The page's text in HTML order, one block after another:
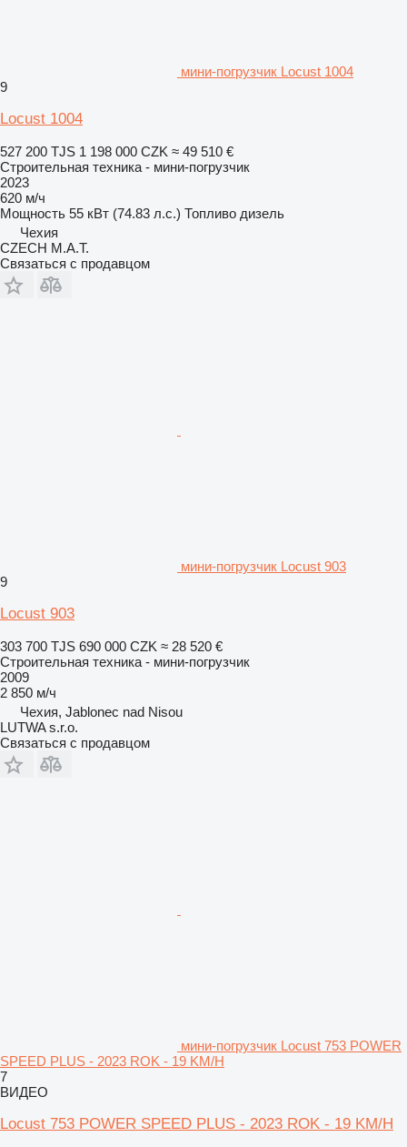
мини-погрузчик Locust 1004
9
Locust 1004
527 200 TJS 1 198 000 CZK ≈ 49 510 €
Строительная техника - мини-погрузчик
2023
620 м/ч
Мощность 55 кВт (74.83 л.с.) Топливо дизель
Чехия
CZECH M.A.T.
Связаться с продавцом
мини-погрузчик Locust 903
9
Locust 903
303 700 TJS 690 000 CZK ≈ 28 520 €
Строительная техника - мини-погрузчик
2009
2 850 м/ч
Чехия, Jablonec nad Nisou
LUTWA s.r.o.
Связаться с продавцом
мини-погрузчик Locust 753 POWER
SPEED PLUS - 2023 ROK - 19 KM/H
7
ВИДЕО
Locust 753 POWER SPEED PLUS - 2023 ROK - 19 KM/H